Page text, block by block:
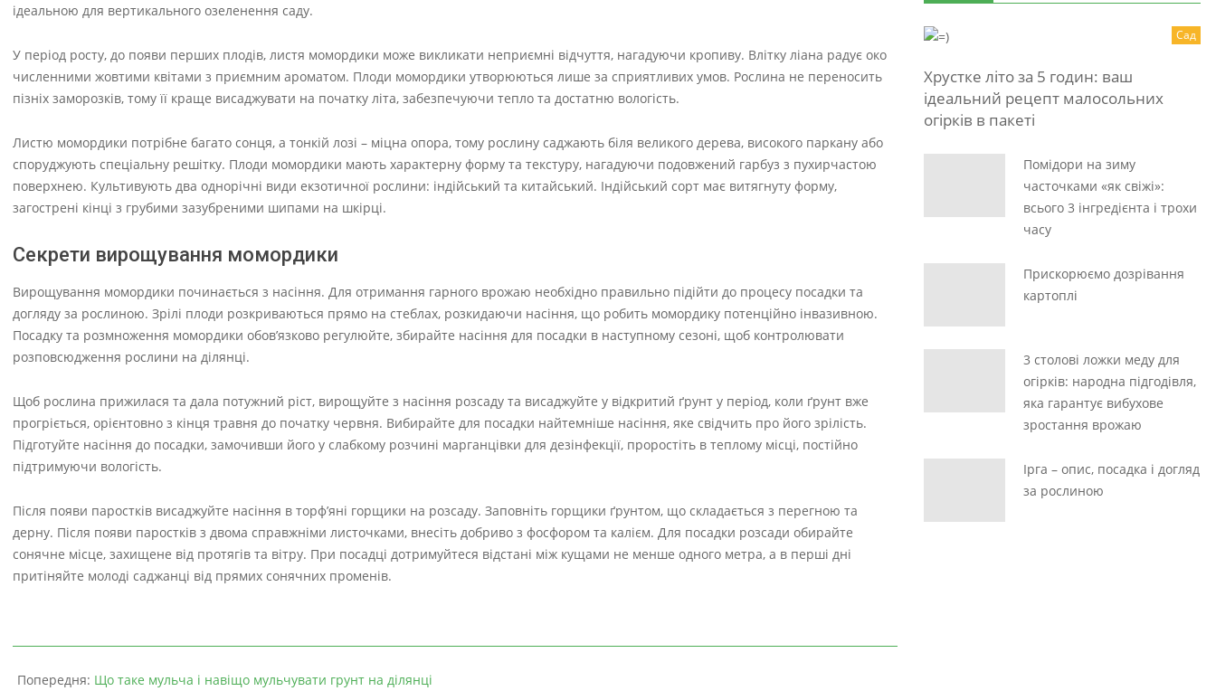
ідеальною для вертикального озеленення саду.
У період росту, до появи перших плодів, листя момордики може викликати неприємні відчуття, нагадуючи кропиву. Влітку ліана радує око
численними жовтими квітами з приємним ароматом. Плоди момордики утворюються лише за сприятливих умов. Рослина не переносить
пізніх заморозків, тому її краще висаджувати на початку літа, забезпечуючи тепло та достатню вологість.
Листю момордики потрібне багато сонця, а тонкій лозі – міцна опора, тому рослину саджають біля великого дерева, високого паркану або
споруджують спеціальну решітку. Плоди момордики мають характерну форму та текстуру, нагадуючи подовжений гарбуз з пухирчастою
поверхнею. Культивують два однорічні види екзотичної рослини: індійський та китайський. Індійський сорт має витягнуту форму,
загострені кінці з грубими зазубреними шипами на шкірці.
Секрети вирощування момордики
Вирощування момордики починається з насіння. Для отримання гарного врожаю необхідно правильно підійти до процесу посадки та
догляду за рослиною. Зрілі плоди розкриваються прямо на стеблах, розкидаючи насіння, що робить момордику потенційно інвазивною.
Посадку та розмноження момордики обов’язково регулюйте, збирайте насіння для посадки в наступному сезоні, щоб контролювати
розповсюдження рослини на ділянці.
Щоб рослина прижилася та дала потужний ріст, вирощуйте з насіння розсаду та висаджуйте у відкритий ґрунт у період, коли ґрунт вже
прогріється, орієнтовно з кінця травня до початку червня. Вибирайте для посадки найтемніше насіння, яке свідчить про його зрілість.
Підготуйте насіння до посадки, замочивши його у слабкому розчині марганцівки для дезінфекції, проростіть в теплому місці, постійно
підтримуючи вологість.
Після появи паростків висаджуйте насіння в торф’яні горщики на розсаду. Заповніть горщики ґрунтом, що складається з перегною та
дерну. Після появи паростків з двома справжніми листочками, внесіть добриво з фосфором та калієм. Для посадки розсади обирайте
сонячне місце, захищене від протягів та вітру. При посадці дотримуйтеся відстані між кущами не менше одного метра, а в перші дні
притіняйте молоді саджанці від прямих сонячних променів.
Попередня: Що таке мульча і навіщо мульчувати грунт на ділянці
Сад
Хрустке літо за 5 годин: ваш
ідеальний рецепт малосольних
огірків в пакеті
Помідори на зиму
часточками «як свіжі»:
всього 3 інгредієнта і трохи
часу
Прискорюємо дозрівання
картоплі
3 столові ложки меду для
огірків: народна підгодівля,
яка гарантує вибухове
зростання врожаю
Ірга – опис, посадка і догляд
за рослиною